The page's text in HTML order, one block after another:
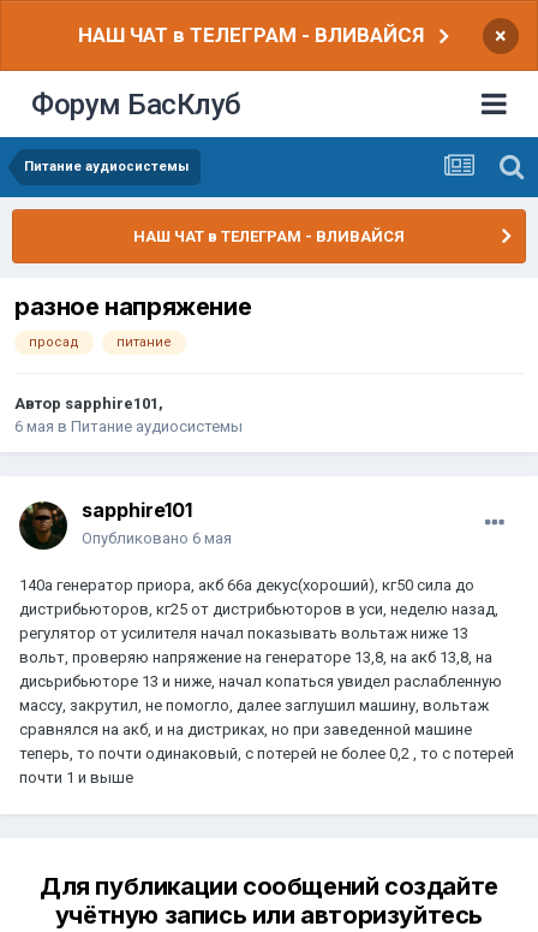
НАШ ЧАТ в ТЕЛЕГРАМ - ВЛИВАЙСЯ ×
Форум БасКлуб
Питание аудиосистемы
НАШ ЧАТ в ТЕЛЕГРАМ - ВЛИВАЙСЯ
разное напряжение
просад питание
Автор sapphire101 ,
6 мая в Питание аудиосистемы
sapphire101
Опубликовано 6 мая
140а генератор приора, акб 66а декус(хороший), кг50 сила до
дистрибьюторов, кг25 от дистрибьюторов в уси, неделю назад,
регулятор от усилителя начал показывать вольтаж ниже 13
вольт, проверяю напряжение на генераторе 13,8, на акб 13,8, на
дисьрибьюторе 13 и ниже, начал копаться увидел раслабленную
массу, закрутил, не помогло, далее заглушил машину, вольтаж
сравнялся на акб, и на дистриках, но при заведенной машине
теперь, то почти одинаковый, с потерей не более 0,2 , то с потерей
почти 1 и выше
Для публикации сообщений создайте
учётную запись или авторизуйтесь